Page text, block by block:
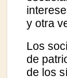
y otra
Los
de
de los